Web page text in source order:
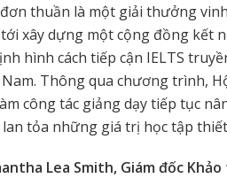
thuần là một giải thưởng
xây dựng một cộng đồng kết
hình cách tiếp cận IELTS
Thông qua chương trình,
công tác giảng dạy tiếp tục
lan tỏa những giá trị học tập
Lea Smith, Giám đốc